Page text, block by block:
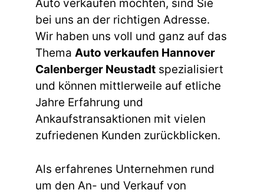
Auto verkaufen möchten, sind Sie
bei uns an der richtigen Adresse.
Wir haben uns voll und ganz auf das
Thema Auto verkaufen Hannover
Calenberger Neustadt spezialisiert
und können mittlerweile auf etliche
Jahre Erfahrung und
Ankaufstransaktionen mit vielen
zufriedenen Kunden zurückblicken.
Als erfahrenes Unternehmen rund
um den An- und Verkauf von